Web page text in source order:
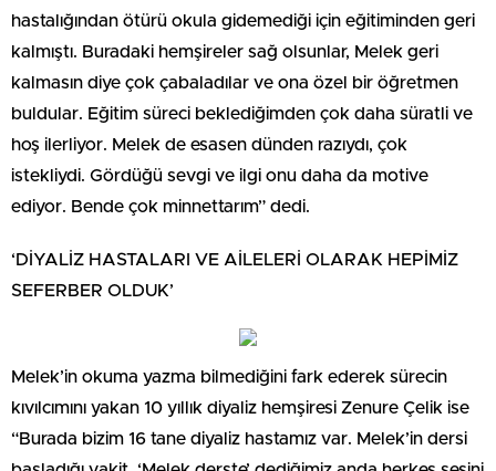
hastalığından ötürü okula gidemediği için eğitiminden geri
kalmıştı. Buradaki hemşireler sağ olsunlar, Melek geri
kalmasın diye çok çabaladılar ve ona özel bir öğretmen
buldular. Eğitim süreci beklediğimden çok daha süratli ve
hoş ilerliyor. Melek de esasen dünden razıydı, çok
istekliydi. Gördüğü sevgi ve ilgi onu daha da motive
ediyor. Bende çok minnettarım” dedi.
‘DİYALİZ HASTALARI VE AİLELERİ OLARAK HEPİMİZ
SEFERBER OLDUK’
Melek’in okuma yazma bilmediğini fark ederek sürecin
kıvılcımını yakan 10 yıllık diyaliz hemşiresi Zenure Çelik ise
“Burada bizim 16 tane diyaliz hastamız var. Melek’in dersi